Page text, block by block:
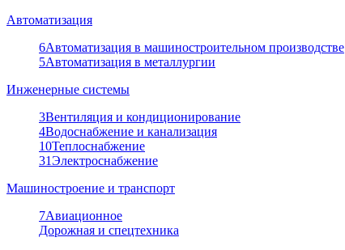
Автоматизация
6Автоматизация в машиностроительном производстве
5Автоматизация в металлургии
Инженерные системы
3Вентиляция и кондиционирование
4Водоснабжение и канализация
10Теплоснабжение
31Электроснабжение
Машиностроение и транспорт
7Авиационное
Дорожная и спецтехника